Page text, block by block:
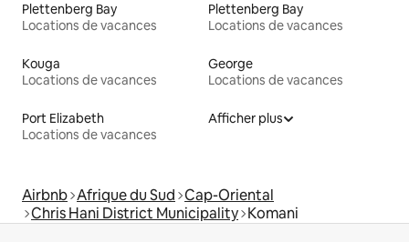
Plettenberg Bay
Locations de vacances
Plettenberg Bay
Locations de vacances
Kouga
Locations de vacances
George
Locations de vacances
Port Elizabeth
Locations de vacances
Afficher plus
Airbnb Afrique du Sud Cap-Oriental
Chris Hani District Municipality Komani